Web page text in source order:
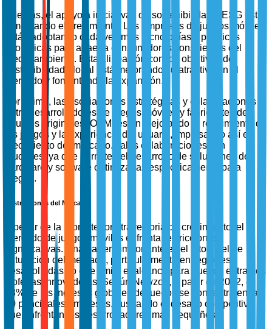
Además, el apoyo a iniciativas de sostenibilidad y ESG está
fomentando el crecimiento. Las empresas de juegos móviles
están adoptando cada vez más tecnologías y prácticas
ecológicas para atraer a consumidores conscientes del
medio ambiente. Esta alineación con los objetivos de
sostenibilidad global está mejorando su atractivo en el
mercado y fomentando la expansión.
Por último, las asociaciones estratégicas y colaboraciones
entre desarrolladores de juegos móviles y fabricantes de
equipos originales (OEM) están mejorando el rendimiento de
los juegos y la experiencia del usuario, impulsando así el
crecimiento del mercado. Tales colaboraciones son
cruciales, ya que permiten el desarrollo de soluciones de
hardware y software optimizadas específicamente para
juegos.
Restricciones del Mercado
A pesar de la prometedora trayectoria de crecimiento, el
mercado de juegos móviles enfrenta restricciones
significativas. Una barrera importante es el alto nivel de
saturación del mercado, particularmente en regiones
desarrolladas, lo que limita el alcance para nuevos entrantes
y ofertas innovadoras. Según Newzoo, a partir de 2022, el
53% de los ingresos globales de juegos se concentra en las
10 principales empresas, ilustrando el desafío competitivo
que enfrentan los desarrolladores más pequeños.